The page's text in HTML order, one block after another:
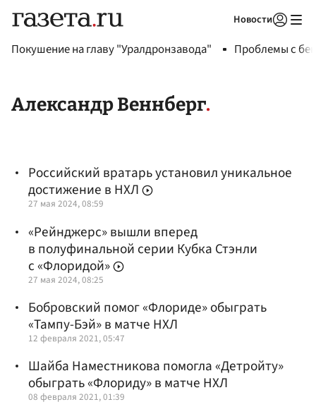
Новости
Покушение на главу "Уралдронзавода" Проблемы с
Александр Веннберг
Российский вратарь установил уникальное
достижение в НХЛ
27 мая 2024, 08:59
«Рейнджерс» вышли вперед
в полуфинальной серии Кубка Стэнли
с «Флоридой»
27 мая 2024, 08:25
Бобровский помог «Флориде» обыграть
«Тампу-Бэй» в матче НХЛ
12 февраля 2021, 05:47
Шайба Наместникова помогла «Детройту»
обыграть «Флориду» в матче НХЛ
08 февраля 2021, 01:39